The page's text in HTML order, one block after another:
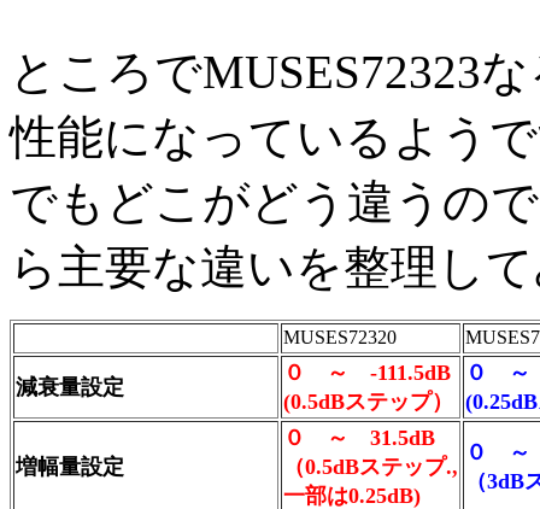
ところでMUSES72323
性能になっているよう
でもどこがどう違うの
ら主要な違いを整理し
MUSES72320
減衰量設定
０ ～ -111.5dB
(0.5dBステップ）
０ ～
増幅量設定
０ ～ 31.5dB
（0.5dBステップ.,
一部は0.25dB)
０ ～
（3dB